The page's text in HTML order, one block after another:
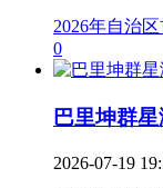
2026年自治
0
巴里坤群
2026-07-19